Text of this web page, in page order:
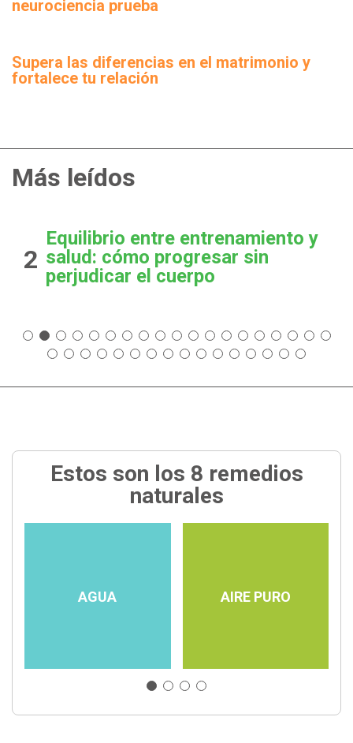
neurociencia prueba
Supera las diferencias en el matrimonio y
fortalece tu relación
Más leídos
2
Equilibrio entre entrenamiento y
salud: cómo progresar sin
perjudicar el cuerpo
Estos son los 8 remedios
naturales
AGUA AIRE PURO